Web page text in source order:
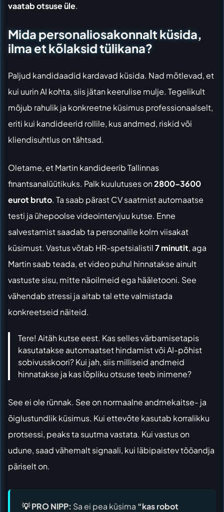
vaatab otsuse üle.
Mida personaliosakonnalt küsida,
ilma et kõlaksid tülikana?
Paljud kandidaadid kardavad küsida. Nad mõtlevad, et
kui uurin AI kohta, siis jätan keerulise mulje. Tegelikult
mõjub rahulik ja konkreetne küsimus professionaalselt,
eriti kui kandideerid rollile, kus andmed, riskid või
kliendisuhtlus on tähtsad.
Oletame, et Martin kandideerib Tallinnas
finantsanalüütikuks. Palk kuulutuses on2800–3600
eurot bruto. Ta saab pärast CV saatmist automaatse
testi ja ühepoolse videointervjuu kutse. Enne
salvestamist saadab ta personalile kolm viisakat
küsimust. Vastus võtab HR-spetsialistil7 minutit, aga
Martin saab teada, et video puhul hinnatakse ainult
vastuste sisu, mitte näoilmeid ega hääletooni. See
vähendab stressi ja aitab tal ette valmistada
konkreetseid näiteid.
Tere! Aitäh kutse eest. Kas selles värbamisetapis
kasutatakse automaatset hindamist või AI-põhist
sobivusskoori? Kui jah, siis milliseid andmeid
hinnatakse ja kas lõpliku otsuse teeb inimene?
See ei ole rünnak. See on normaalne andmekaitse- ja
õiglustundlik küsimus. Kui ettevõte kasutab korralikku
protsessi, peaks ta suutma vastata. Kui vastus on
udune, saad vähemalt signaali, kui läbipaistev tööandja
päriselt on.
💡 PRO NIPP: Sa ei pea küsima “kas robot